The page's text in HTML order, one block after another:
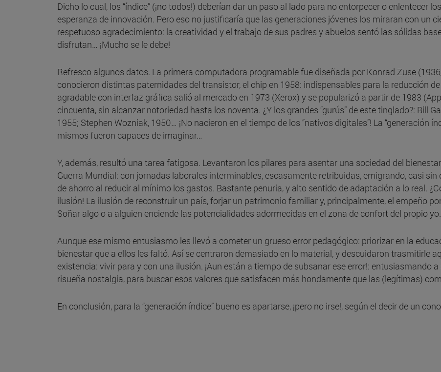
Dicho lo cual, los “índice” (¡no todos!) deberían dar un paso al lado para no entorpecer o enlentecer
esperanza de innovación. Pero eso no justificaría que las generaciones jóvenes los miraran con un
respetuoso agradecimiento: la creatividad y el trabajo de sus padres y abuelos sentó las sólidas
disfrutan… ¡Mucho se le debe!
Refresco algunos datos. La primera computadora programable fue diseñada por Konrad Zuse
conocieron distintas paternidades del transistor, el chip en 1958: indispensables para la reducción
agradable con interfaz gráfica salió al mercado en 1973 (Xerox) y se popularizó a partir de 1983
cincuenta, sin alcanzar notoriedad hasta los noventa. ¿Y los grandes “gurús” de este tinglado?: Bill
1955; Stephen Wozniak, 1950… ¡No nacieron en el tiempo de los “nativos digitales”! La “generación
mismos fueron capaces de imaginar…
Y, además, resultó una tarea fatigosa. Levantaron los pilares para asentar una sociedad del
Guerra Mundial: con jornadas laborales interminables, escasamente retribuidas, emigrando, casi
de ahorro al reducir al mínimo los gastos. Bastante penuria, y alto sentido de adaptación a lo real.
ilusión! La ilusión de reconstruir un país, forjar un patrimonio familiar y, principalmente, el empeño
Soñar algo o a alguien enciende las potencialidades adormecidas en el zona de confort del propio yo.
Aunque ese mismo entusiasmo les llevó a cometer un grueso error pedagógico: priorizar en la
bienestar que a ellos les faltó. Así se centraron demasiado en lo material, y descuidaron trasmitirle
existencia: vivir para y con una ilusión. ¡Aun están a tiempo de subsanar ese error!: entusiasmando
risueña nostalgia, para buscar esos valores que satisfacen más hondamente que las (legítimas)
En conclusión, para la “generación índice” bueno es apartarse, ¡pero no irse!, según el decir de un